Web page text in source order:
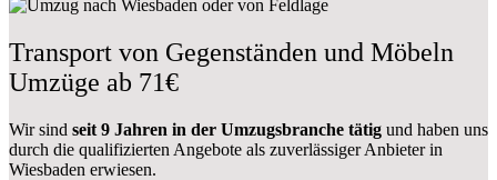
Transport von Gegenständen und Möbeln
Umzüge ab 71€
Wir sind seit 9 Jahren in der Umzugsbranche tätig und haben uns
durch die qualifizierten Angebote als zuverlässiger Anbieter in
Wiesbaden erwiesen.